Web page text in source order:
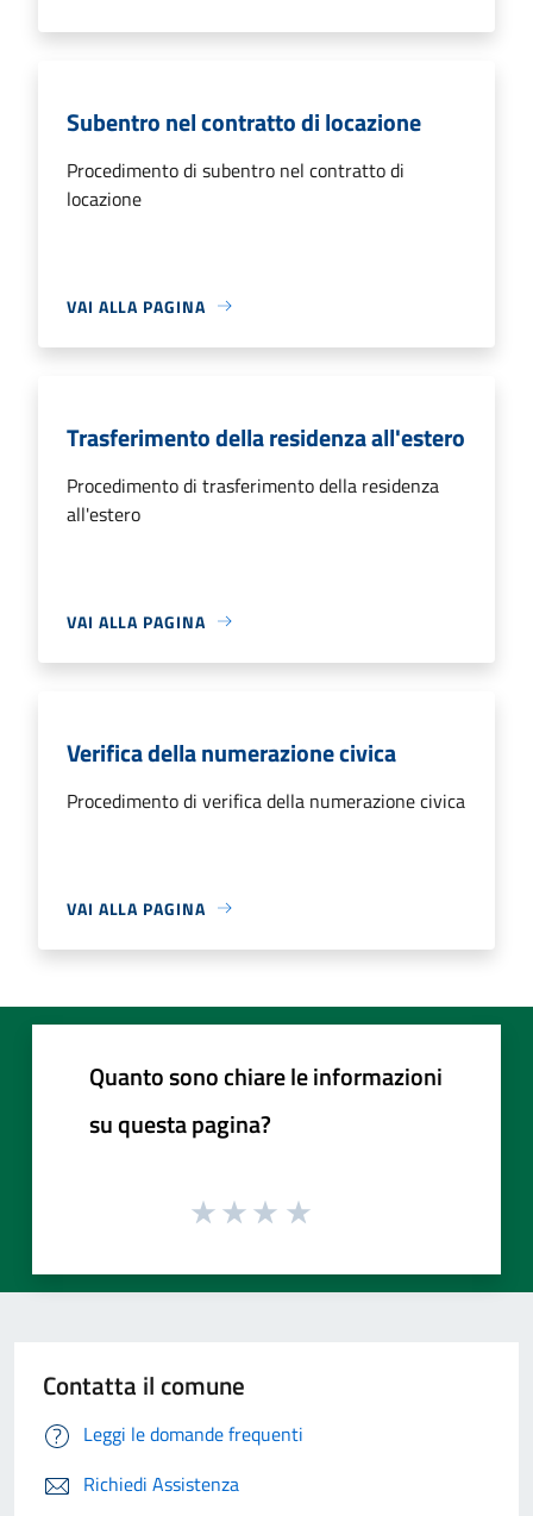
Subentro nel contratto di locazione
Procedimento di subentro nel contratto di
locazione
VAI ALLA PAGINA
Trasferimento della residenza all'estero
Procedimento di trasferimento della residenza
all'estero
VAI ALLA PAGINA
Verifica della numerazione civica
Procedimento di verifica della numerazione civica
VAI ALLA PAGINA
Quanto sono chiare le informazioni
su questa pagina?
Contatta il comune
Leggi le domande frequenti
Richiedi Assistenza